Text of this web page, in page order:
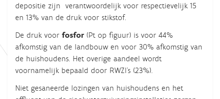
depositie zijn verantwoordelijk voor respectievelijk 15
en 13% van de druk voor stikstof.
De druk voor fosfor(Pt op figuur) is voor 44%
afkomstig van de landbouw en voor 30% afkomstig van
de huishoudens. Het overige aandeel wordt
voornamelijk bepaald door RWZI's (23%).
Niet gesaneerde lozingen van huishoudens en het